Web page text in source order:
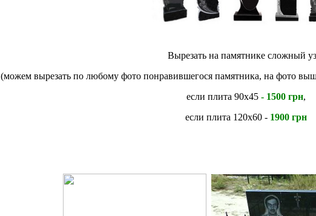
Вырезать на памятнике сложный
(можем вырезать по любому фото понравившегося памятника, на фото
если плита 90х45- 1500 грн,
если плита 120х60 - 1900 грн